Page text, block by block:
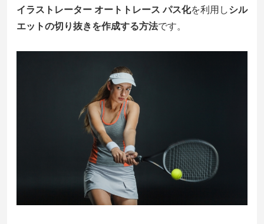
イラストレーター オートトレース パス化を利用しシル
エットの切り抜きを作成する方法です。